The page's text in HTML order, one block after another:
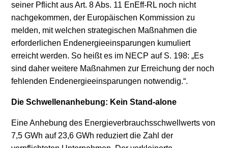
seiner Pflicht aus Art. 8 Abs. 11 EnEff-RL noch nicht
nachgekommen, der Europäischen Kommission zu
melden, mit welchen strategischen Maßnahmen die
erforderlichen Endenergieeinsparungen kumuliert
erreicht werden. So heißt es im NECP auf S. 198: „Es
sind daher weitere Maßnahmen zur Erreichung der noch
fehlenden Endenergieeinsparungen notwendig.“.
Die Schwellenanhebung: Kein Stand-alone
Eine Anhebung des Energieverbrauchsschwellwerts von
7,5 GWh auf 23,6 GWh reduziert die Zahl der